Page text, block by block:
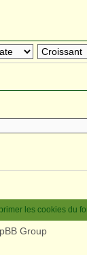
les cookies du
Group